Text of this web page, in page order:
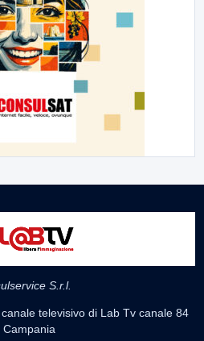
S.r.l.
televisivo di Lab Tv canale 84